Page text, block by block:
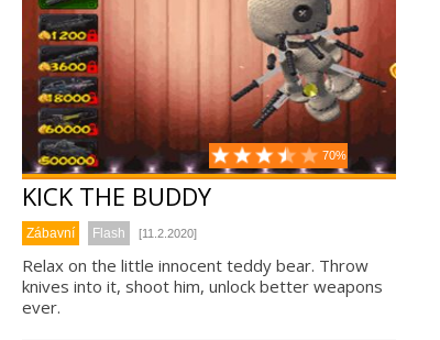
70%
KICK THE BUDDY
Zábavní Flash [11.2.2020]
Relax on the little innocent teddy bear. Throw
knives into it, shoot him, unlock better weapons
ever.